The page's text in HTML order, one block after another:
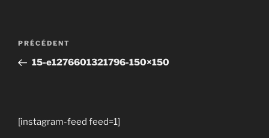
Navigation
l’article
Article
précédent
PRÉCÉDENT
15-e1276601321796-150×150
[instagram-feed feed=1]